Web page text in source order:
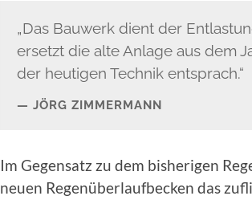
„Das Bauwerk dient der
ersetzt die alte Anlage aus dem
der heutigen Technik entsprach.“
JÖRG ZIMMERMANN
Im Gegensatz zu dem bisherigen
neuen Regenüberlaufbecken das